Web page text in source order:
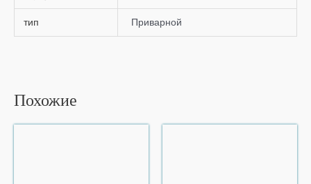
тип Приварной
Похожие